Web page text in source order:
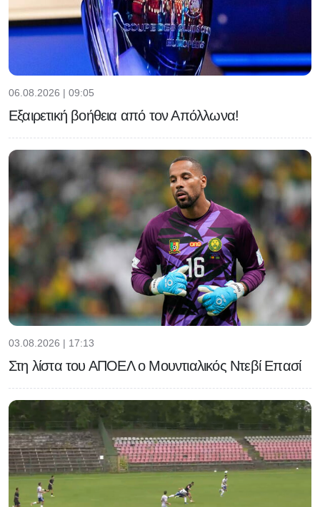
06.08.2026 | 09:05
Εξαιρετική βοήθεια από τον Απόλλωνα!
03.08.2026 | 17:13
Στη λίστα του ΑΠΟΕΛ ο Μουντιαλικός Ντεβί Επασί